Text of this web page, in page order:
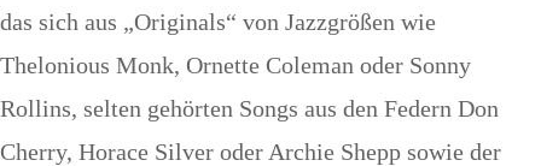
das sich aus „Originals“ von Jazzgrößen wie
Thelonious Monk, Ornette Coleman oder Sonny
Rollins, selten gehörten Songs aus den Federn Don
Cherry, Horace Silver oder Archie Shepp sowie der